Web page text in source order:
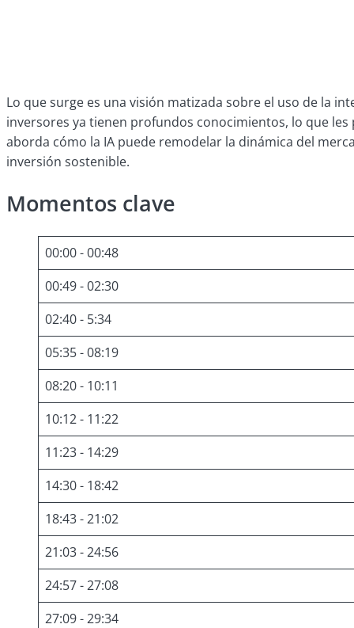
Lo que surge es una visión matizada sobre el uso de la
inversores ya tienen profundos conocimientos, lo que
aborda cómo la IA puede remodelar la dinámica del
inversión sostenible.
Momentos clave
00:00 - 00:48
00:49 - 02:30
02:40 - 5:34
05:35 - 08:19
08:20 - 10:11
10:12 - 11:22
11:23 - 14:29
14:30 - 18:42
18:43 - 21:02
21:03 - 24:56
24:57 - 27:08
27:09 - 29:34